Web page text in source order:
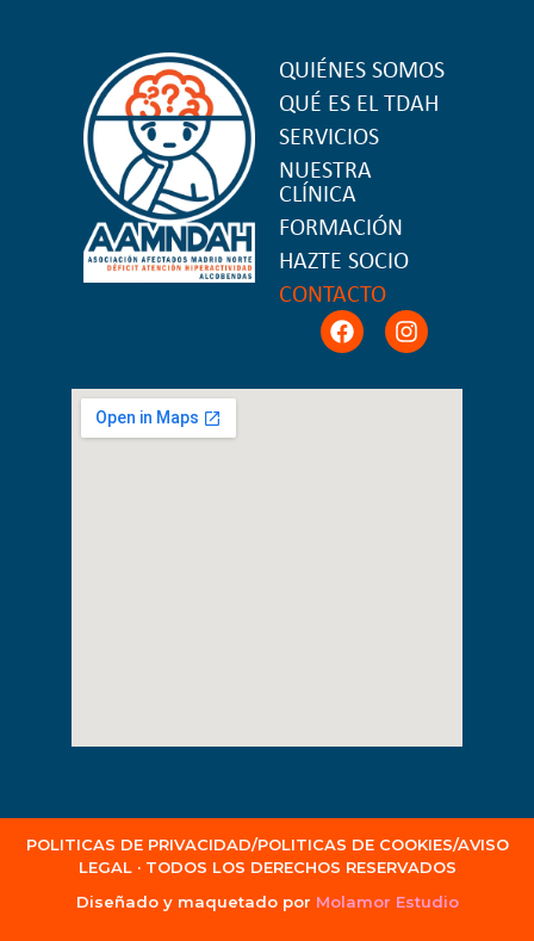
QUIÉNES SOMOS
QUÉ ES EL TDAH
SERVICIOS
NUESTRA
CLÍNICA
FORMACIÓN
HAZTE SOCIO
CONTACTO
POLITICAS DE PRIVACIDAD/POLITICAS DE COOKIES/AVISO
LEGAL · TODOS LOS DERECHOS RESERVADOS
Diseñado y maquetado por Molamor Estudio